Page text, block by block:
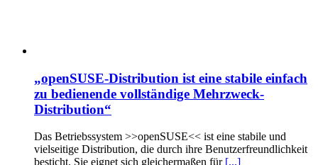
„openSUSE-Distribution ist eine stabile einfach
zu bedienende vollständige Mehrzweck-
Distribution“
Das Betriebssystem >>openSUSE<< ist eine stabile und
vielseitige Distribution, die durch ihre Benutzerfreundlichkeit
besticht. Sie eignet sich gleichermaßen für [...]